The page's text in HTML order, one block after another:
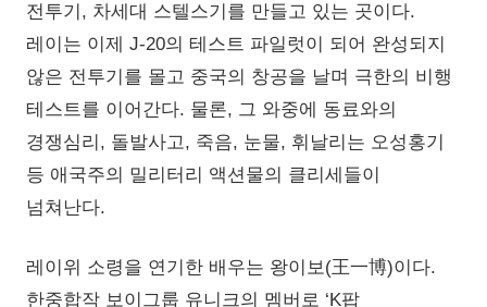
전투기, 차세대 스텔스기를 만들고 있는 곳이다.
레이는 이제 J-20의 테스트 파일럿이 되어 완성되지
않은 전투기를 몰고 중국의 창공을 날며 극한의 비행
테스트를 이어간다. 물론, 그 와중에 동료와의
경쟁심리, 돌발사고, 죽음, 눈물, 휘날리는 오성홍기
등 애국주의 밀리터리 액션물의 클리세들이
넘쳐난다.
레이위 소령을 연기한 배우는 왕이보(王一博)이다.
한중합작 보이그룹 유니크의 멤버로 ‘K팝